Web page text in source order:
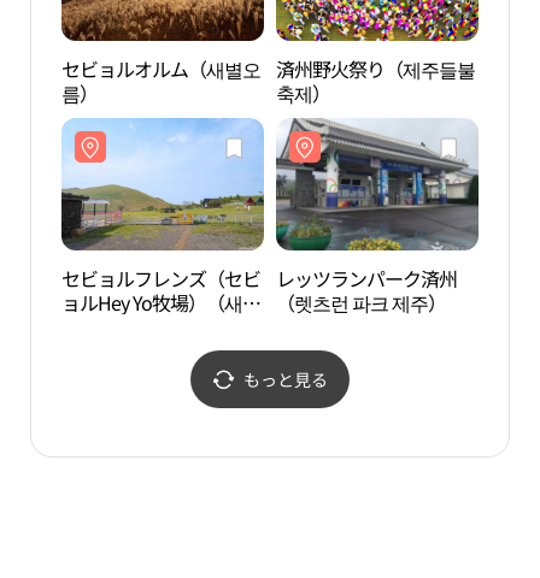
セビョルオルム（새별오
름）
済州野火祭り（제주들불
축제）
セビョルフレンズ（セビ
ョルHey Yo牧場）（새별
レッツランパーク済州
（렛츠런 파크 제주）
もっと見る